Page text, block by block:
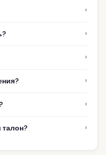
›
›
›
›
›
талон? ›